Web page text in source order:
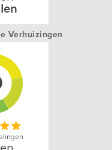
Verhuizingen